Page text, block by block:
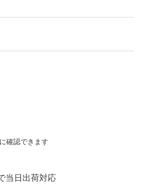
確認できます
当日出荷対応